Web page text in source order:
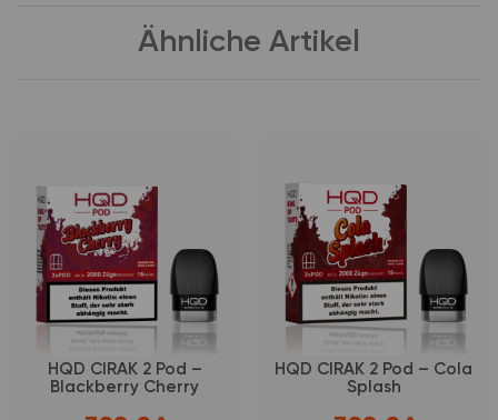
Ähnliche Artikel
HQD CIRAK 2 Pod –
Blackberry Cherry
HQD CIRAK 2 Pod – Cola
Splash